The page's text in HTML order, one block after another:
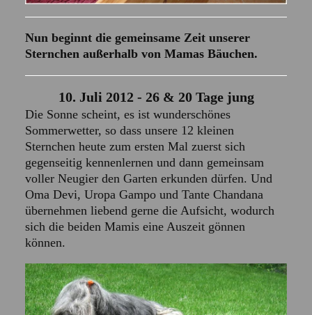
Nun beginnt die gemeinsame Zeit unserer
Sternchen außerhalb von Mamas Bäuchen.
10. Juli 2012 - 26 & 20 Tage jung
Die Sonne scheint, es ist wunderschönes
Sommerwetter, so dass unsere 12 kleinen
Sternchen heute zum ersten Mal zuerst sich
gegenseitig kennenlernen und dann gemeinsam
voller Neugier den Garten erkunden dürfen. Und
Oma Devi, Uropa Gampo und Tante Chandana
übernehmen liebend gerne die Aufsicht, wodurch
sich die beiden Mamis eine Auszeit gönnen
können.